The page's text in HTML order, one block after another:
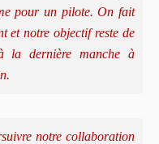
pour un pilote. On fait
et notre objectif reste de
la dernière manche à
notre collaboration